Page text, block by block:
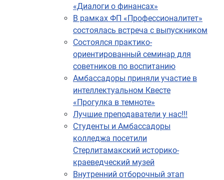
«Диалоги о финансах»
В рамках ФП «Профессионалитет»
состоялась встреча с выпускником
Состоялся практико-
ориентированный семинар для
советников по воспитанию
Амбассадоры приняли участие в
интеллектуальном Квесте
«Прогулка в темноте»
Лучшие преподаватели у нас!!!
Студенты и Амбассадоры
колледжа посетили
Стерлитамакский историко-
краеведческий музей
Внутренний отборочный этап